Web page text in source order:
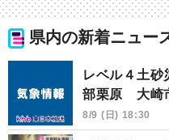
県内の新着ニュー
レベル４土
部栗原 大崎
8/9 (日) 18:30